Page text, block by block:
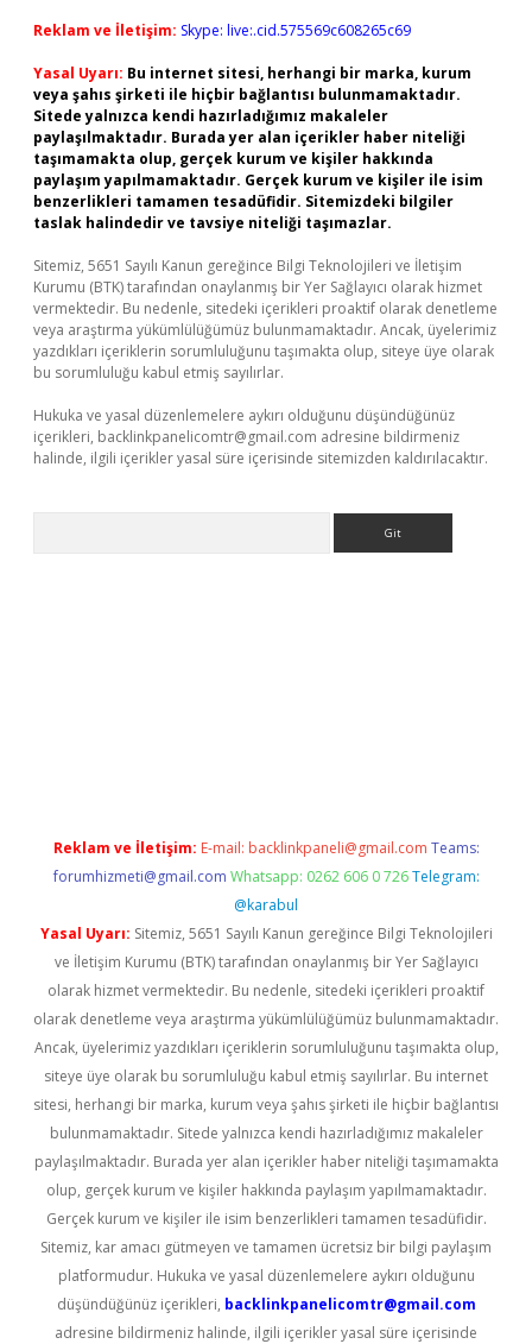
Reklam ve İletişim: Skype: live:.cid.575569c608265c69
Yasal Uyarı: Bu internet sitesi, herhangi bir marka, kurum
veya şahıs şirketi ile hiçbir bağlantısı bulunmamaktadır.
Sitede yalnızca kendi hazırladığımız makaleler
paylaşılmaktadır. Burada yer alan içerikler haber niteliği
taşımamakta olup, gerçek kurum ve kişiler hakkında
paylaşım yapılmamaktadır. Gerçek kurum ve kişiler ile isim
benzerlikleri tamamen tesadüfidir. Sitemizdeki bilgiler
taslak halindedir ve tavsiye niteliği taşımazlar.
Sitemiz, 5651 Sayılı Kanun gereğince Bilgi Teknolojileri ve İletişim
Kurumu (BTK) tarafından onaylanmış bir Yer Sağlayıcı olarak hizmet
vermektedir. Bu nedenle, sitedeki içerikleri proaktif olarak denetleme
veya araştırma yükümlülüğümüz bulunmamaktadır. Ancak, üyelerimiz
yazdıkları içeriklerin sorumluluğunu taşımakta olup, siteye üye olarak
bu sorumluluğu kabul etmiş sayılırlar.
Hukuka ve yasal düzenlemelere aykırı olduğunu düşündüğünüz
içerikleri, backlinkpanelicomtr@gmail.com adresine bildirmeniz
halinde, ilgili içerikler yasal süre içerisinde sitemizden kaldırılacaktır.
Reklam ve İletişim: E-mail: backlinkpaneli@gmail.com Teams:
forumhizmeti@gmail.com Whatsapp: 0262 606 0 726 Telegram:
@karabul
Yasal Uyarı: Sitemiz, 5651 Sayılı Kanun gereğince Bilgi Teknolojileri
ve İletişim Kurumu (BTK) tarafından onaylanmış bir Yer Sağlayıcı
olarak hizmet vermektedir. Bu nedenle, sitedeki içerikleri proaktif
olarak denetleme veya araştırma yükümlülüğümüz bulunmamaktadır.
Ancak, üyelerimiz yazdıkları içeriklerin sorumluluğunu taşımakta olup,
siteye üye olarak bu sorumluluğu kabul etmiş sayılırlar. Bu internet
sitesi, herhangi bir marka, kurum veya şahıs şirketi ile hiçbir bağlantısı
bulunmamaktadır. Sitede yalnızca kendi hazırladığımız makaleler
paylaşılmaktadır. Burada yer alan içerikler haber niteliği taşımamakta
olup, gerçek kurum ve kişiler hakkında paylaşım yapılmamaktadır.
Gerçek kurum ve kişiler ile isim benzerlikleri tamamen tesadüfidir.
Sitemiz, kar amacı gütmeyen ve tamamen ücretsiz bir bilgi paylaşım
platformudur. Hukuka ve yasal düzenlemelere aykırı olduğunu
düşündüğünüz içerikleri, backlinkpanelicomtr@gmail.com
adresine bildirmeniz halinde, ilgili içerikler yasal süre içerisinde